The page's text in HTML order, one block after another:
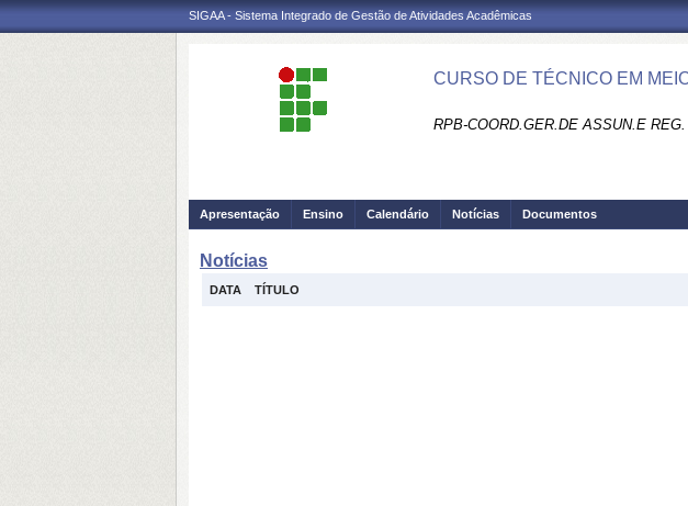
SIGAA - Sistema Integrado de Gestão de Atividades Acadêmicas
CURSO DE TÉCNICO EM
RPB-COORD.GER.DE ASSUN.E
Apresentação Ensino Calendário Notícias Documentos
Notícias
DATA TÍTULO